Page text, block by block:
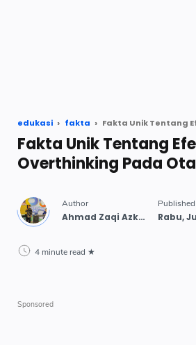
edukasi fakta
Fakta Unik Tentang
Overthinking Pada
4 minute read